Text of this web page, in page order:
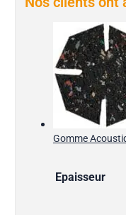
Gomme
Epaisseur